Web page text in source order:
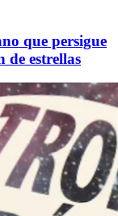
que persigue
de estrellas